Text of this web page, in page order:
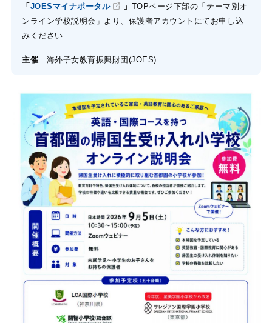
「 JOESマイナポータル 」 TOPページ下部の「テーマ別オ
ンライン学校説明会」より、保護者アカウントにてお申し込
みください
主催 海外子女教育振興財団(JOES)